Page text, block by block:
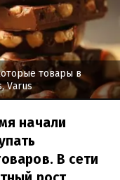
товары в
Varus
начали
В сети